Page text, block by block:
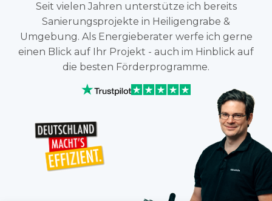
Seit vielen Jahren unterstütze ich bereits
Sanierungsprojekte in Heiligengrabe &
Umgebung. Als Energieberater werfe ich gerne
einen Blick auf Ihr Projekt - auch im Hinblick auf
die besten Förderprogramme.